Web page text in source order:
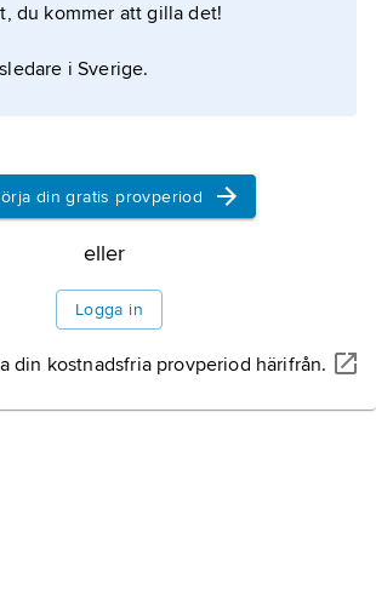
om artikeln
du kommer att gilla det!
i Sverige.
din gratis provperiod
eller
Logga in
din kostnadsfria provperiod härifrån.